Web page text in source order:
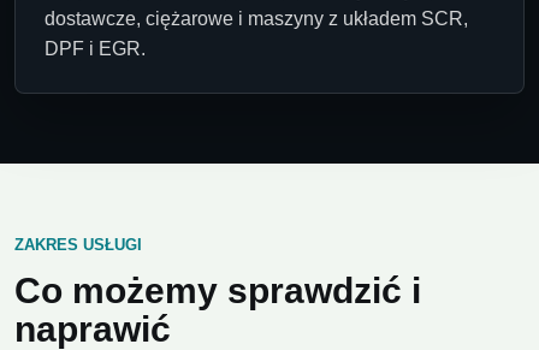
dostawcze, ciężarowe i maszyny z układem SCR,
DPF i EGR.
ZAKRES USŁUGI
Co możemy sprawdzić i
naprawić